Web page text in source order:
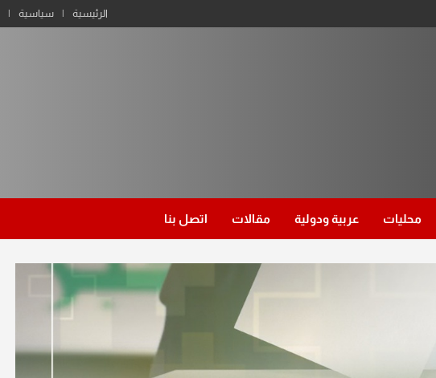
الرئيسية سياسية
محليات عربية ودولية مقالات اتصل بنا